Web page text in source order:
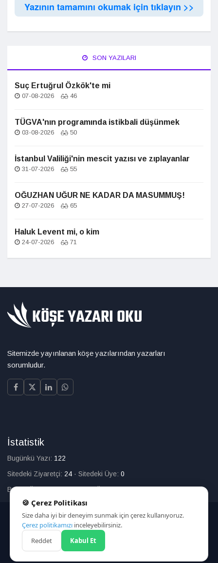
Yazının tamamını okumak için tıklayın >>
SON YAZILARI
Suç Ertuğrul Özkök'te mi
07-08-2026 46
TÜGVA'nın programında istikbali düşünmek
03-08-2026 50
İstanbul Valiliği'nin mescit yazısı ve zıplayanlar
31-07-2026 55
OĞUZHAN UĞUR NE KADAR DA MASUMMUŞ!
27-07-2026 65
Haluk Levent mi, o kim
24-07-2026 71
Sitemizde yayınlanan köşe yazılarından yazarları
sorumludur.
İstatistik
Bugünkü Yazı: 122
Sitedeki Ziyaretçi: 24 · Sitedeki Üye: 0
Bugün Üye Olan:0·Toplam Üye:226
© 2025
HAKKIMIZDA
ÇEREZ POLİTİKASI
🍪 Çerez Politikası
Size daha iyi bir deneyim sunmak için çerez kullanıyoruz.
Çerez politikamızı inceleyebilirsiniz.
Reddet
Kabul Et